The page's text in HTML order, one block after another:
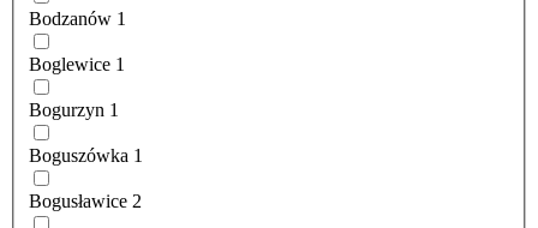
Bodzanów 1
Boglewice 1
Bogurzyn 1
Boguszówka 1
Bogusławice 2